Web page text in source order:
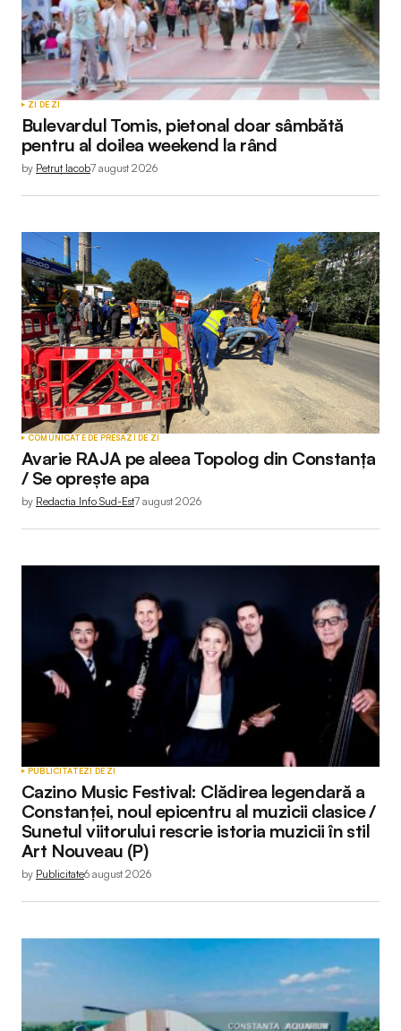
ZI DE ZI
Bulevardul Tomis, pietonal doar sâmbătă
pentru al doilea weekend la rând
by Petruț Iacob7 august 2026
COMUNICATE DE PRESĂZI DE ZI
Avarie RAJA pe aleea Topolog din Constanța
/ Se oprește apa
by Redactia Info Sud-Est7 august 2026
PUBLICITATEZI DE ZI
Cazino Music Festival: Clădirea legendară a
Constanței, noul epicentru al muzicii clasice /
Sunetul viitorului rescrie istoria muzicii în stil
Art Nouveau (P)
by Publicitate6 august 2026